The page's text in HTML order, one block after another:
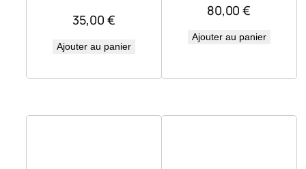
35,00 €
Ajouter au panier
80,00€
Ajouter au panier